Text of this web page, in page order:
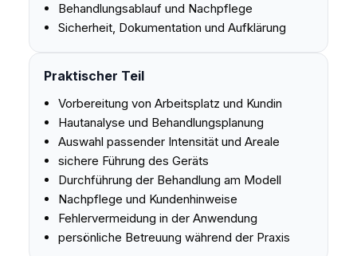
Behandlungsablauf und Nachpflege
Sicherheit, Dokumentation und Aufklärung
Praktischer Teil
Vorbereitung von Arbeitsplatz und Kundin
Hautanalyse und Behandlungsplanung
Auswahl passender Intensität und Areale
sichere Führung des Geräts
Durchführung der Behandlung am Modell
Nachpflege und Kundenhinweise
Fehlervermeidung in der Anwendung
persönliche Betreuung während der Praxis